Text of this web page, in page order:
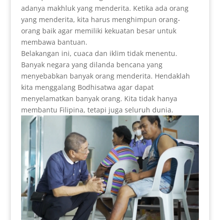
adanya makhluk yang menderita. Ketika ada orang
yang menderita, kita harus menghimpun orang-
orang baik agar memiliki kekuatan besar untuk
membawa bantuan.
Belakangan ini, cuaca dan iklim tidak menentu.
Banyak negara yang dilanda bencana yang
menyebabkan banyak orang menderita. Hendaklah
kita menggalang Bodhisatwa agar dapat
menyelamatkan banyak orang. Kita tidak hanya
membantu Filipina, tetapi juga seluruh dunia.